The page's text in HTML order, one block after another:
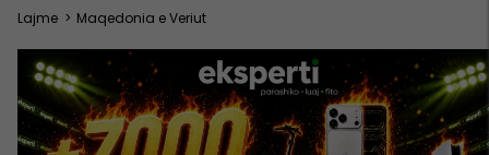
Lajme > Maqedonia e Veriut